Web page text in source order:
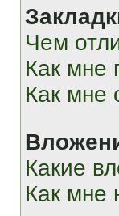
Чем
Как мне
Как мне
Какие
Как мне